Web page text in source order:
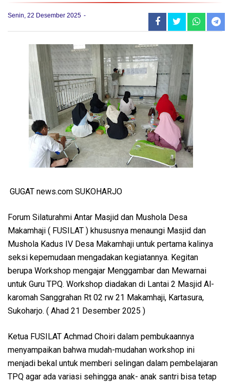
Senin, 22 Desember 2025
GUGAT news.com SUKOHARJO
Forum Silaturahmi Antar Masjid dan Mushola Desa
Makamhaji ( FUSILAT ) khususnya menaungi Masjid dan
Mushola Kadus IV Desa Makamhaji untuk pertama kalinya
seksi kepemudaan mengadakan kegiatannya. Kegitan
berupa Workshop mengajar Menggambar dan Mewarnai
untuk Guru TPQ. Workshop diadakan di Lantai 2 Masjid Al-
karomah Sanggrahan Rt 02 rw 21 Makamhaji, Kartasura,
Sukoharjo. ( Ahad 21 Desember 2025 )
Ketua FUSILAT Achmad Choiri dalam pembukaannya
menyampaikan bahwa mudah-mudahan workshop ini
menjadi bekal untuk memberi selingan dalam pembelajaran
TPQ agar ada variasi sehingga anak- anak santri bisa tetap